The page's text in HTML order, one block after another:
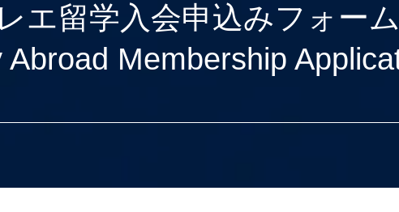
エ留学入会申込みフォーム
Membership